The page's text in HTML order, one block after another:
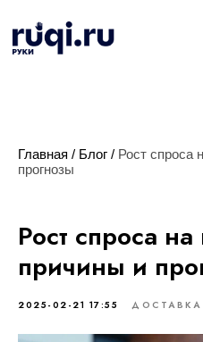
Главная / Блог / Рост спроса
прогнозы
Рост спроса
причины и
2025-02-21 17:55 ДОСТАВКА